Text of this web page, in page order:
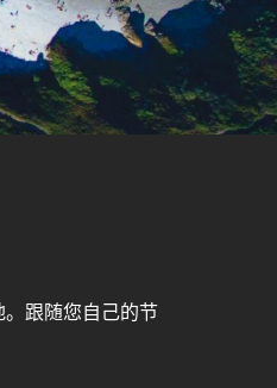
跟随您自己的节